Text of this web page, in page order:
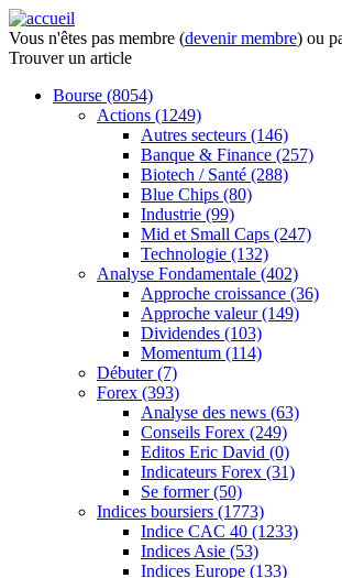
Vous n'êtes pas membre (devenir membre) ou
Trouverun article
Bourse (8054)
Actions (1249)
Autres secteurs (146)
Banque & Finance (257)
Biotech / Santé (288)
Blue Chips (80)
Industrie (99)
Mid et Small Caps (247)
Technologie (132)
Analyse Fondamentale (402)
Approche croissance (36)
Approche valeur(149)
Dividendes (103)
Momentum (114)
Débuter(7)
Forex (393)
Analyse des news (63)
Conseils Forex (249)
Editos Eric David (0)
Indicateurs Forex (31)
Se former(50)
Indices boursiers (1773)
Indice CAC 40 (1233)
Indices Asie (53)
Indices Europe (133)